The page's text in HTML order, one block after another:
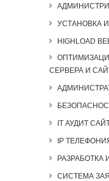
УСТАНОВКА
HIGHLOAD
СЕРВЕРА И
IT АУДИТ
IP
РАЗРАБОТКА
СИСТЕМА